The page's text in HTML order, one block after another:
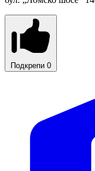
Подкрепи 0